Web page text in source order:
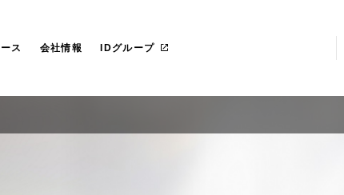
ス 会社情報 IDグループ
お役立ち資料ダウンロード
ガバナンス